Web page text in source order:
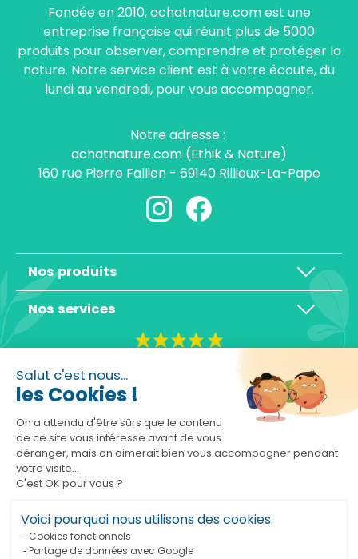
Salut c'est nous...
les Cookies !
On a attendu d'être sûrs que le contenu
de ce site vous intéresse avant de vous
déranger, mais on aimerait bien vous accompagner pendant
votre visite...
C'est OK pour vous ?
Voici pourquoi nous utilisons des cookies.
Cookies fonctionnels
Partage de données avec Google
Fondée en 2010, achatnature.com est une
entreprise française qui réunit plus de 5000
produits pour observer, comprendre et protéger la
nature. Notre service client est à votre écoute, du
lundi au vendredi, pour vous accompagner.
Notre adresse :
achatnature.com (Ethik & Nature)
160 rue Pierre Fallion - 69140 Rillieux-La-Pape
Nos produits
Nos services